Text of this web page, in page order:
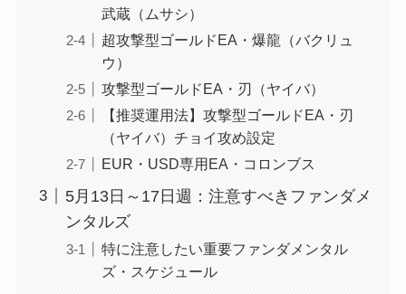
武蔵（ムサシ）
超攻撃型ゴールドEA・爆龍（バクリュ
ウ）
攻撃型ゴールドEA・刃（ヤイバ）
【推奨運用法】攻撃型ゴールドEA・刃
（ヤイバ）チョイ攻め設定
EUR・USD専用EA・コロンブス
5月13日～17日週：注意すべきファンダメ
ンタルズ
特に注意したい重要ファンダメンタル
ズ・スケジュール